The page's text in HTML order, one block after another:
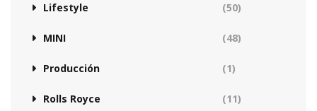
Lifestyle (50)
MINI (48)
Producción (1)
Rolls Royce (11)